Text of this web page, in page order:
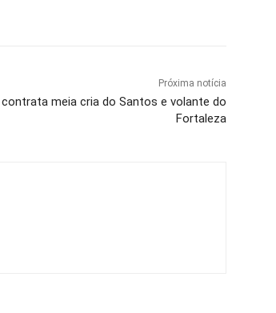
Próxima notícia
contrata meia cria do Santos e volante do
Fortaleza